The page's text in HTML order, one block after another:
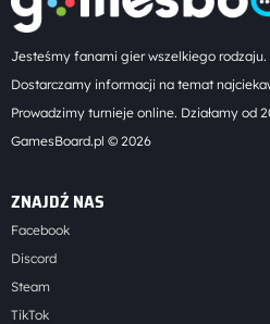
Jesteśmy fanami gier wszelkiego rodzaju.
Dostarczamy informacji na temat
Prowadzimy turnieje online. Działamy od
GamesBoard.pl © 2026
ZNAJDŹ NAS
Facebook
Discord
Steam
TikTok